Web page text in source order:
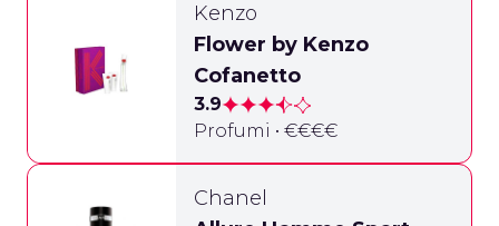
Kenzo
Flower by Kenzo
Cofanetto
3.9
Profumi • €€€€
Chanel